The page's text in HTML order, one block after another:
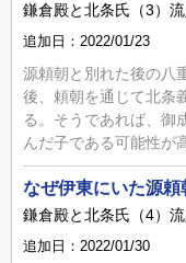
鎌倉殿と北条氏（3）
追加日：2022/01/23
源頼朝と別れた後の八
後、頼朝を通じて北条
る。そうであれば、御
んだ子である可能性が
なぜ伊東にいた源
鎌倉殿と北条氏（4）
追加日：2022/01/30